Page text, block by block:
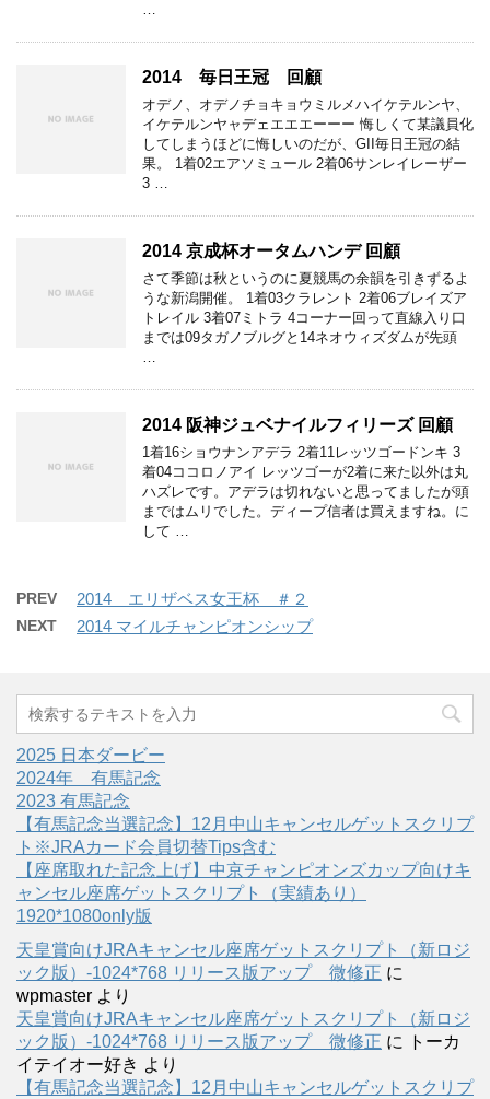
2014 毎日王冠 回顧
オデノ、オデノチョキョウミルメハイケテルンヤ、
イケテルンヤャデェエエエーーー 悔しくて某議員化
してしまうほどに悔しいのだが、GII毎日王冠の結
果。 1着02エアソミュール 2着06サンレイレーザー
3 …
2014 京成杯オータムハンデ 回顧
さて季節は秋というのに夏競馬の余韻を引きずるよ
うな新潟開催。 1着03クラレント 2着06ブレイズア
トレイル 3着07ミトラ 4コーナー回って直線入り口
までは09タガノブルグと14ネオウィズダムが先頭
2014 阪神ジュベナイルフィリーズ 回顧
1着16ショウナンアデラ 2着11レッツゴードンキ 3
着04ココロノアイ レッツゴーが2着に来た以外は丸
ハズレです。アデラは切れないと思ってましたが頭
まではムリでした。ディープ信者は買えますね。に
して …
PREV 2014 エリザベス女王杯 ＃２
NEXT 2014 マイルチャンピオンシップ
2025 日本ダービー
2024年 有馬記念
2023 有馬記念
【有馬記念当選記念】12月中山キャンセルゲットスクリプ
ト※JRAカード会員切替Tips含む
【座席取れた記念上げ】中京チャンピオンズカップ向けキ
ャンセル座席ゲットスクリプト（実績あり）
1920*1080only版
天皇賞向けJRAキャンセル座席ゲットスクリプト（新ロジ
ック版）-1024*768 リリース版アップ 微修正 に
wpmaster より
天皇賞向けJRAキャンセル座席ゲットスクリプト（新ロジ
ック版）-1024*768 リリース版アップ 微修正 に
トーカ
イテイオー好き より
【有馬記念当選記念】12月中山キャンセルゲットスクリプ